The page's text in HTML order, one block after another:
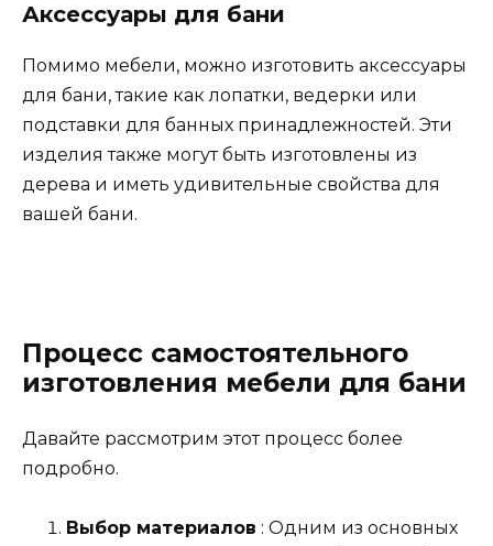
Аксессуары для бани
Помимо мебели, можно изготовить аксессуары
для бани, такие как лопатки, ведерки или
подставки для банных принадлежностей. Эти
изделия также могут быть изготовлены из
дерева и иметь удивительные свойства для
вашей бани.
Процесс самостоятельного
изготовления мебели для бани
Давайте рассмотрим этот процесс более
подробно.
Выбор материалов : Одним из основных